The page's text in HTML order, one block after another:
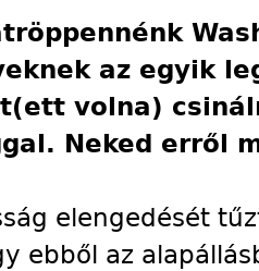
az egyik
volna)
Neked erről
elengedését
ebből az